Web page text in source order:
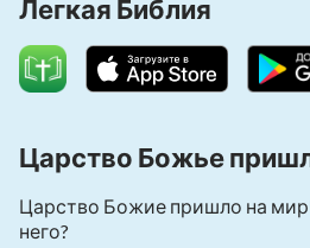
Легкая Библия
Царство Божье
Царство Божие пришло на
него?